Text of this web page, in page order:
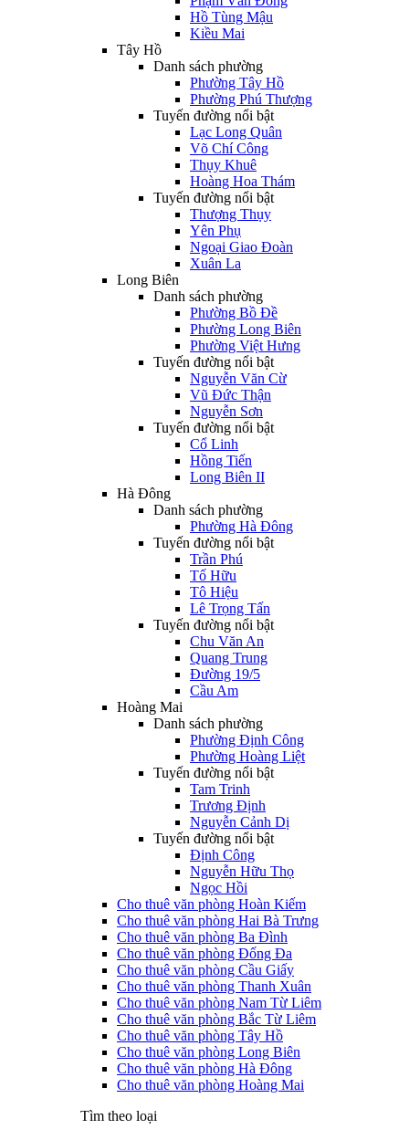
Hồ Tùng Mậu
Kiều Mai
Tây Hồ
Danh sách phường
Phường Tây Hồ
Phường Phú Thượng
Tuyến đường nổi bật
Lạc Long Quân
Võ Chí Công
Thụy Khuê
Hoàng Hoa Thám
Tuyến đường nổi bật
Thượng Thụy
Yên Phụ
Ngoại Giao Đoàn
Xuân La
Long Biên
Danh sách phường
Phường Bồ Đề
Phường Long Biên
Phường Việt Hưng
Tuyến đường nổi bật
Nguyễn Văn Cừ
Vũ Đức Thận
Nguyễn Sơn
Tuyến đường nổi bật
Cổ Linh
Hồng Tiến
Long Biên II
Hà Đông
Danh sách phường
Phường Hà Đông
Tuyến đường nổi bật
Trần Phú
Tố Hữu
Tô Hiệu
Lê Trọng Tấn
Tuyến đường nổi bật
Chu Văn An
Quang Trung
Đường 19/5
Cầu Am
Hoàng Mai
Danh sách phường
Phường Định Công
Phường Hoàng Liệt
Tuyến đường nổi bật
Tam Trinh
Trương Định
Nguyễn Cảnh Dị
Tuyến đường nổi bật
Định Công
Nguyễn Hữu Thọ
Ngọc Hồi
Cho thuê văn phòng Hoàn Kiếm
Cho thuê văn phòng Hai Bà Trưng
Cho thuê văn phòng Ba Đình
Cho thuê văn phòng Đống Đa
Cho thuê văn phòng Cầu Giấy
Cho thuê văn phòng Thanh Xuân
Cho thuê văn phòng Nam Từ Liêm
Cho thuê văn phòng Bắc Từ Liêm
Cho thuê văn phòng Tây Hồ
Cho thuê văn phòng Long Biên
Cho thuê văn phòng Hà Đông
Cho thuê văn phòng Hoàng Mai
Tìm theo loại